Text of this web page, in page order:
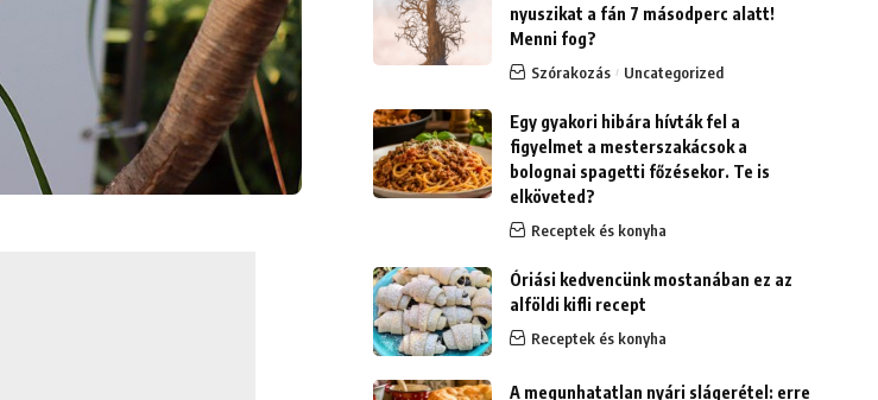
nyuszikat a fán 7 másodperc alatt!
Menni fog?
Szórakozás Uncategorized
Egy gyakori hibára hívták fel a
figyelmet a mesterszakácsok a
bolognai spagetti főzésekor. Te is
elköveted?
Receptek és konyha
Óriási kedvencünk mostanában ez az
alföldi kifli recept
Receptek és konyha
A megunhatatlan nyári slágerétel: erre